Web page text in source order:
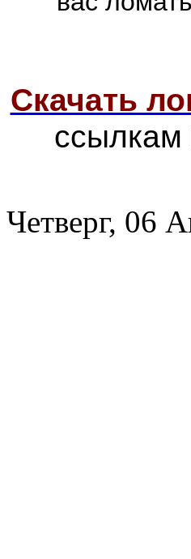
Скачать
ссылкам
Четверг, 06